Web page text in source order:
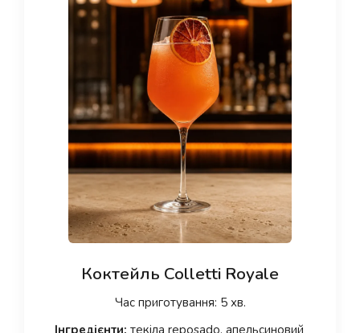
Коктейль Colletti Royale
Час приготування: 5 хв.